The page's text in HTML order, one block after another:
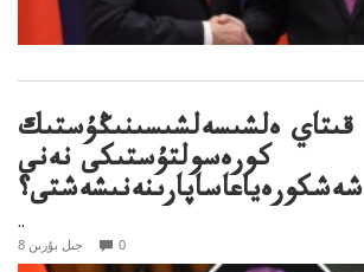
قىتاي ەلشىسەلشىسىنىڭۇستىك
كورەسولتۇستىكى نەنى
شەشكورەياعاساپارىنەنىشەشتى؟
..
8 جىل بۇرىن 0